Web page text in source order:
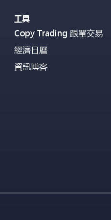
工具
Copy Trading 跟單交易
經濟日曆
資訊博客